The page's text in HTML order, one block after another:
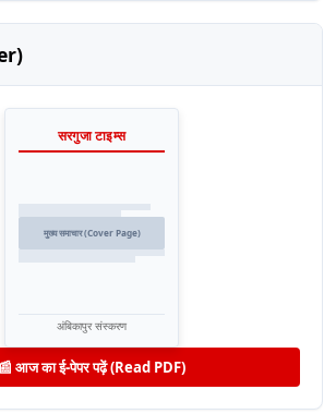
सरगुजा टाइम्स
मुख्य समाचार (Cover Page)
अंबिकापुर संस्करण
📰 आज का ई-पेपर पढ़ें (Read PDF)